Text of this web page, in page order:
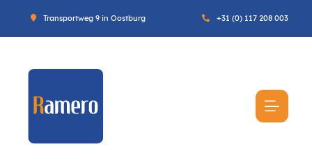
Transportweg 9 in Oostburg +31 (0) 117 208 003